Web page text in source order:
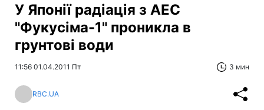
У Японії радіація з АЕС
"Фукусіма-1" проникла в
грунтові води
11:56 01.04.2011 Пт 3 мин
RBC.UA